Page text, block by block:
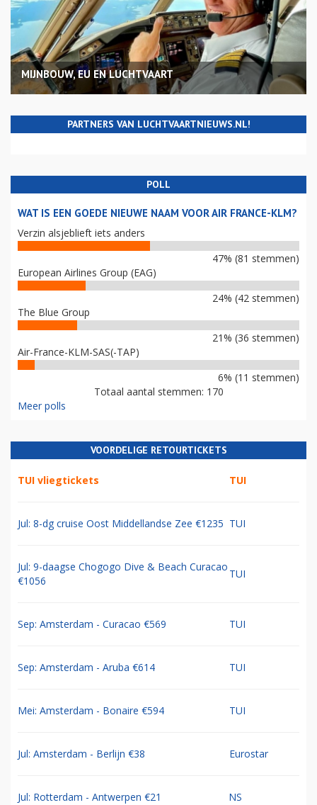
MIJNBOUW, EU EN LUCHTVAART
PARTNERS VAN LUCHTVAARTNIEUWS.NL!
POLL
WAT IS EEN GOEDE NIEUWE NAAM VOOR AIR FRANCE-KLM?
Verzin alsjeblieft iets anders
47% (81 stemmen)
European Airlines Group (EAG)
24% (42 stemmen)
The Blue Group
21% (36 stemmen)
Air-France-KLM-SAS(-TAP)
6% (11 stemmen)
Totaal aantal stemmen: 170
Meer polls
VOORDELIGE RETOURTICKETS
TUI vliegtickets TUI
Jul: 8-dg cruise Oost Middellandse Zee €1235 TUI
Jul: 9-daagse Chogogo Dive & Beach Curacao
€1056
TUI
Sep: Amsterdam - Curacao €569 TUI
Sep: Amsterdam - Aruba €614 TUI
Mei: Amsterdam - Bonaire €594 TUI
Jul: Amsterdam - Berlijn €38 Eurostar
Jul: Rotterdam - Antwerpen €21 NS